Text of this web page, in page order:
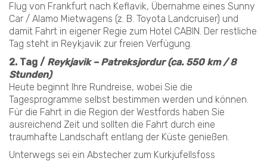
Flug von Frankfurt nach Keflavik, Übernahme eines Sunny
Car / Alamo Mietwagens (z. B. Toyota Landcruiser) und
damit Fahrt in eigener Regie zum Hotel CABIN. Der restliche
Tag steht in Reykjavik zur freien Verfügung.
2. Tag / Reykjavik – Patreksjordur (ca. 550 km / 8
Stunden)
Heute beginnt Ihre Rundreise, wobei Sie die
Tagesprogramme selbst bestimmen werden und können.
Für die Fahrt in die Region der Westfords haben Sie
ausreichend Zeit und sollten die Fahrt durch eine
traumhafte Landschaft entlang der Küste genießen.
Unterwegs sei ein Abstecher zum Kurkjufellsfoss